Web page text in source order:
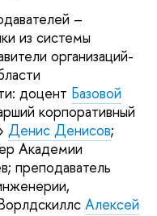
–
из системы
организаций-
доцент Базовой
корпоративный
Денис Денисов;
Академии
преподаватель
Алексей